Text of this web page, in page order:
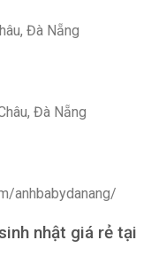
Đà Nẵng
Đà Nẵng
anhbabydanang/
nhật giá rẻ tại